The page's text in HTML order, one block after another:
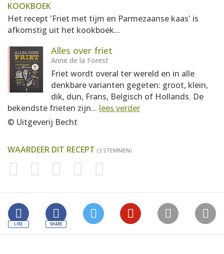
KOOKBOEK
Het recept 'Friet met tijm en Parmezaanse kaas' is
afkomstig uit het kookboek...
Alles over friet
Anne de la Forest
Friet wordt overal ter wereld en in alle
denkbare varianten gegeten: groot, klein,
dik, dun, Frans, Belgisch of Hollands. De
bekendste frieten zijn... lees verder
© Uitgeverij Becht
WAARDEER DIT RECEPT (3 STEMMEN)